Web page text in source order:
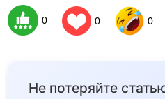
0 0 0
Не потеряйте